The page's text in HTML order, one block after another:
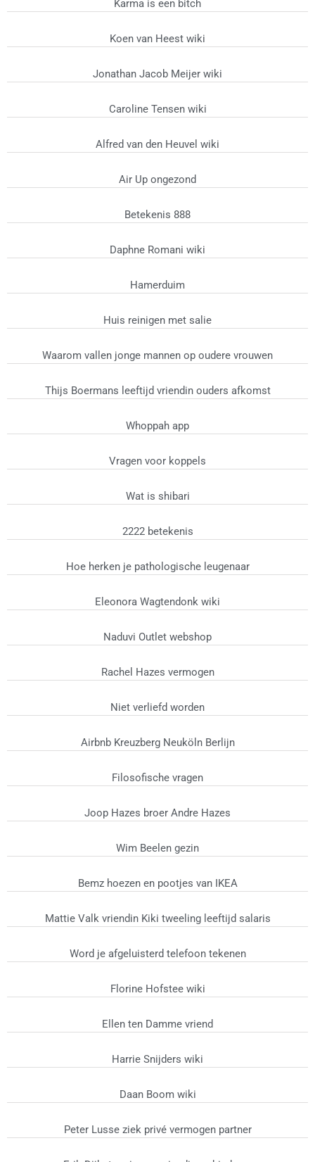
Karma is een bitch
Koen van Heest wiki
Jonathan Jacob Meijer wiki
Caroline Tensen wiki
Alfred van den Heuvel wiki
Air Up ongezond
Betekenis 888
Daphne Romani wiki
Hamerduim
Huis reinigen met salie
Waarom vallen jonge mannen op oudere vrouwen
Thijs Boermans leeftijd vriendin ouders afkomst
Whoppah app
Vragen voor koppels
Wat is shibari
2222 betekenis
Hoe herken je pathologische leugenaar
Eleonora Wagtendonk wiki
Naduvi Outlet webshop
Rachel Hazes vermogen
Niet verliefd worden
Airbnb Kreuzberg Neuköln Berlijn
Filosofische vragen
Joop Hazes broer Andre Hazes
Wim Beelen gezin
Bemz hoezen en pootjes van IKEA
Mattie Valk vriendin Kiki tweeling leeftijd salaris
Word je afgeluisterd telefoon tekenen
Florine Hofstee wiki
Ellen ten Damme vriend
Harrie Snijders wiki
Daan Boom wiki
Peter Lusse ziek privé vermogen partner